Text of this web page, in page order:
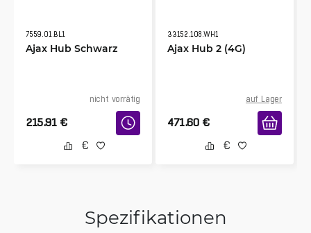
7559.01.BL1
Ajax Hub Schwarz
nicht vorrätig
215.91 €
33152.108.WH1
Ajax Hub 2 (4G)
auf Lager
471.60 €
Spezifikationen